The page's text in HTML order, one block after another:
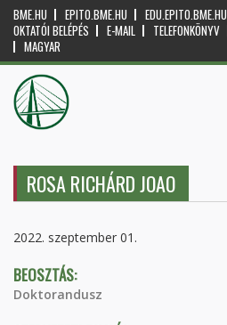
BME.HU EPITO.BME.HU EDU.EPITO.BME.HU
OKTATÓI BELÉPÉS
E-MAIL TELEFONKÖNYV
MAGYAR
ROSA RICHÁRD JOAO
2022. szeptember 01.
BEOSZTÁS:
Doktorandusz